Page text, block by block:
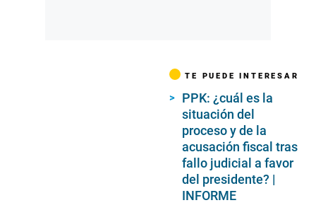
TE PUEDE INTERESAR
PPK: ¿cuál es la
situación del
proceso y de la
acusación fiscal tras
fallo judicial a favor
del presidente? |
INFORME